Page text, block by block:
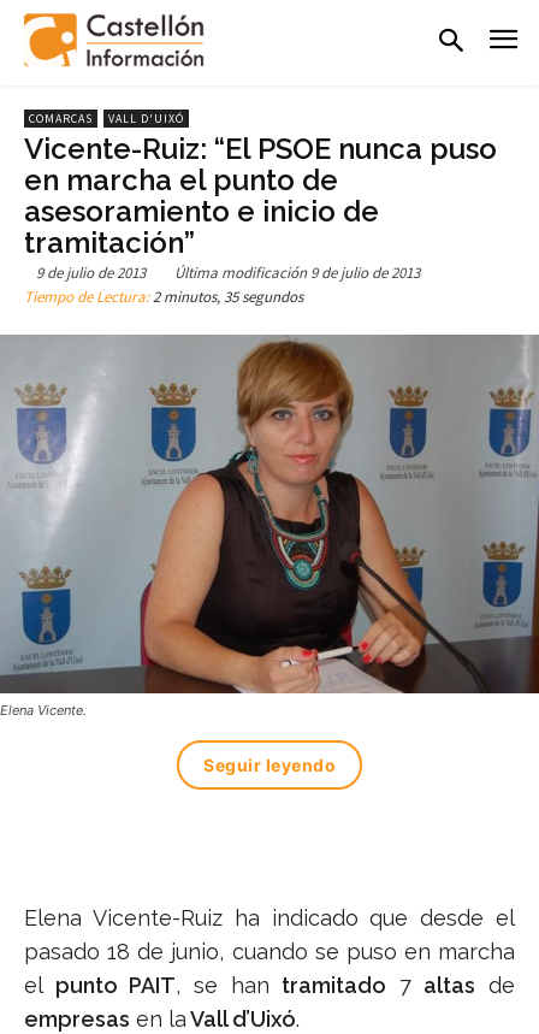
COMARCAS VALL D'UIXÓ
Vicente-Ruiz: “El PSOE nunca puso
en marcha el punto de
asesoramiento e inicio de
tramitación”
9 de julio de 2013 Última modificación 9 de julio de 2013
Tiempo de Lectura:2 minutos, 35 segundos
Elena Vicente.
Seguir leyendo
Elena Vicente-Ruiz ha indicado que desde el
pasado 18 de junio, cuando se puso en marcha
el punto PAIT, se han tramitado 7 altas de
empresas en laVall d’Uixó.